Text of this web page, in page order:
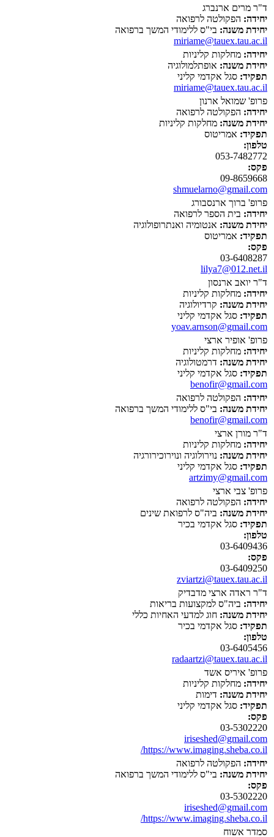
ד"ר מרים ארנברג
יחידה: הפקולטה לרפואה
יחידת משנה: בי"ס ללימודי המשך ברפואה
miriame@tauex.tau.ac.il
יחידה: מחלקות קליניות
יחידת משנה: אופתלמולוגיה
תפקיד: סגל אקדמי קליני
miriame@tauex.tau.ac.il
פרופ' שמואל ארנון
יחידה: הפקולטה לרפואה
יחידת משנה: מחלקות קליניות
תפקיד: אמריטוס
טלפון:
053-7482772
פקס:
09-8659668
shmuelarno@gmail.com
פרופ' ברוך ארנסבורג
יחידה: בית הספר לרפואה
יחידת משנה: אנטומיה ואנתרופולוגיה
תפקיד: אמריטוס
פקס:
03-6408287
lilya7@012.net.il
ד"ר יואב ארנסון
יחידה: מחלקות קליניות
יחידת משנה: קרדיולוגיה
תפקיד: סגל אקדמי קליני
yoav.arnson@gmail.com
פרופ' אופיר ארצי
יחידה: מחלקות קליניות
יחידת משנה: דרמטולוגיה
תפקיד: סגל אקדמי קליני
benofir@gmail.com
יחידה: הפקולטה לרפואה
יחידת משנה: בי"ס ללימודי המשך ברפואה
benofir@gmail.com
ד"ר מורן ארצי
יחידה: מחלקות קליניות
יחידת משנה: נוירולוגיה ונוירוכירורגיה
תפקיד: סגל אקדמי קליני
artzimy@gmail.com
פרופ' צבי ארצי
יחידה: הפקולטה לרפואה
יחידת משנה: ביה"ס לרפואת שינים
תפקיד: סגל אקדמי בכיר
טלפון:
03-6409436
פקס:
03-6409250
zviartzi@tauex.tau.ac.il
ד"ר ראדה ארצי מדבדיק
יחידה: ביה"ס למקצועות בריאות
יחידת משנה: חוג למדעי האחיות כללי
תפקיד: סגל אקדמי בכיר
טלפון:
03-6405456
radaartzi@tauex.tau.ac.il
פרופ' איריס אשד
יחידה: מחלקות קליניות
יחידת משנה: דימות
תפקיד: סגל אקדמי קליני
פקס:
03-5302220
iriseshed@gmail.com
https://www.imaging.sheba.co.il/
יחידה: הפקולטה לרפואה
יחידת משנה: בי"ס ללימודי המשך ברפואה
פקס:
03-5302220
iriseshed@gmail.com
https://www.imaging.sheba.co.il/
סמדר אשוח